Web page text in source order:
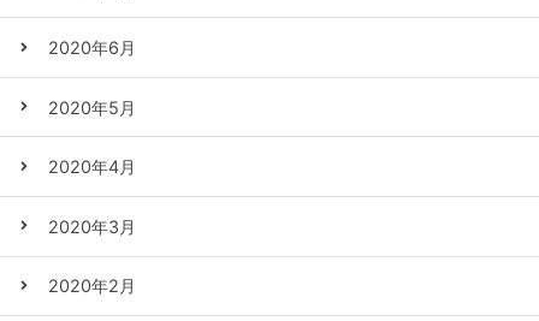
2020年6月
2020年5月
2020年4月
2020年3月
2020年2月